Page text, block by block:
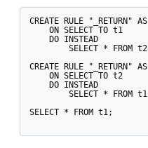
CREATE RULE "_RETURN" AS
    ON SELECT TO t1
    DO INSTEAD
CREATE RULE "_RETURN" AS
    ON SELECT TO t2
    DO INSTEAD
SELECT * FROM t1;